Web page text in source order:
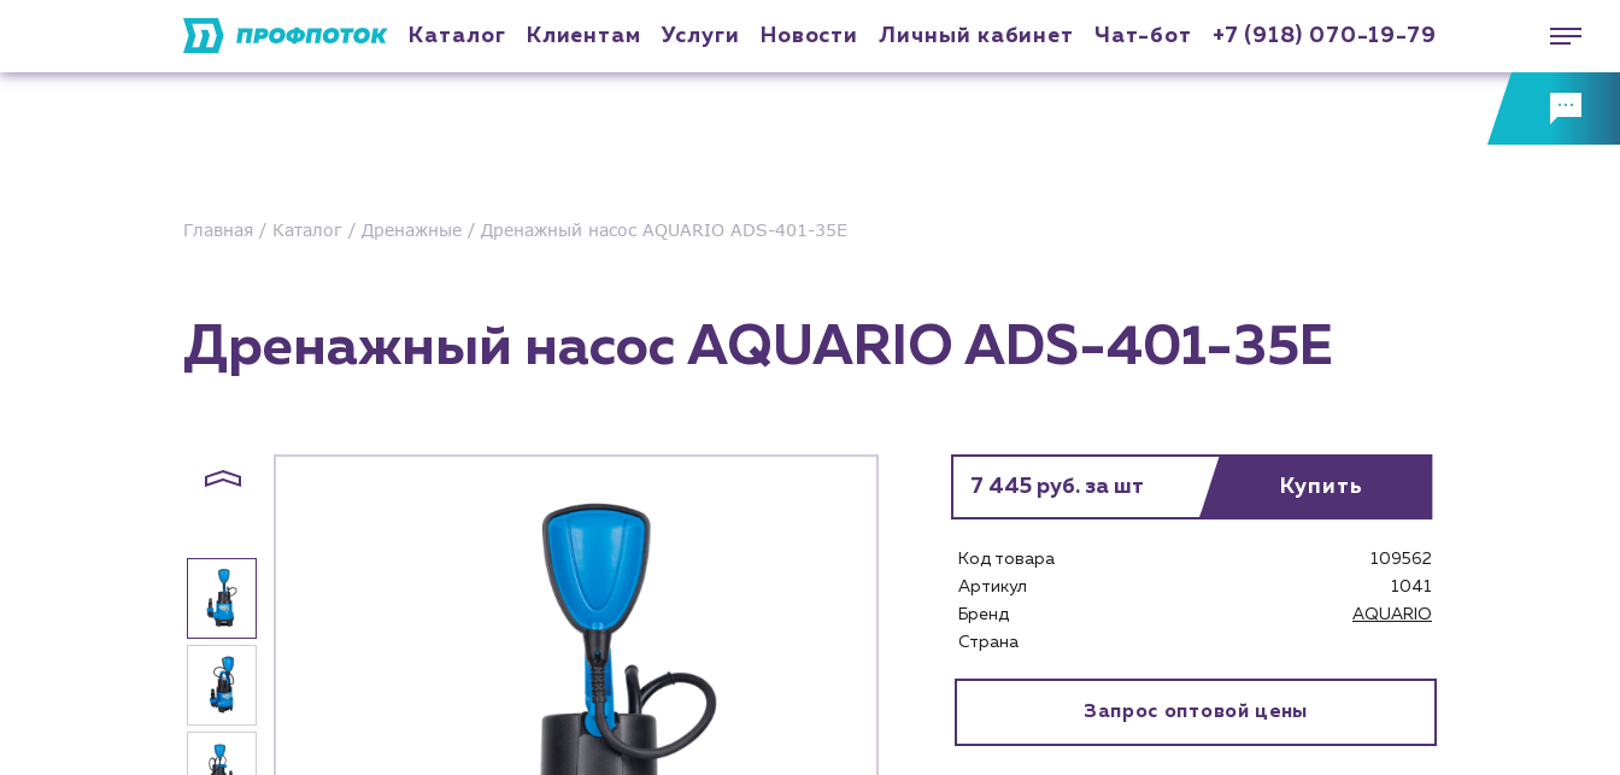
Каталог Клиентам Услуги Новости Личный кабинет Чат-бот +7 (918) 070-19-79
Услуги
Водоснабжение и теплоснабжение
Главная Каталог Дренажные Дренажный насос AQUARIO ADS-401-35E
Дренажный насос AQUARIO ADS-401-35E
7 445 руб. за шт Купить
Код товара
109562
Артикул
1041
Бренд
AQUARIO
Страна
Запрос оптовой цены